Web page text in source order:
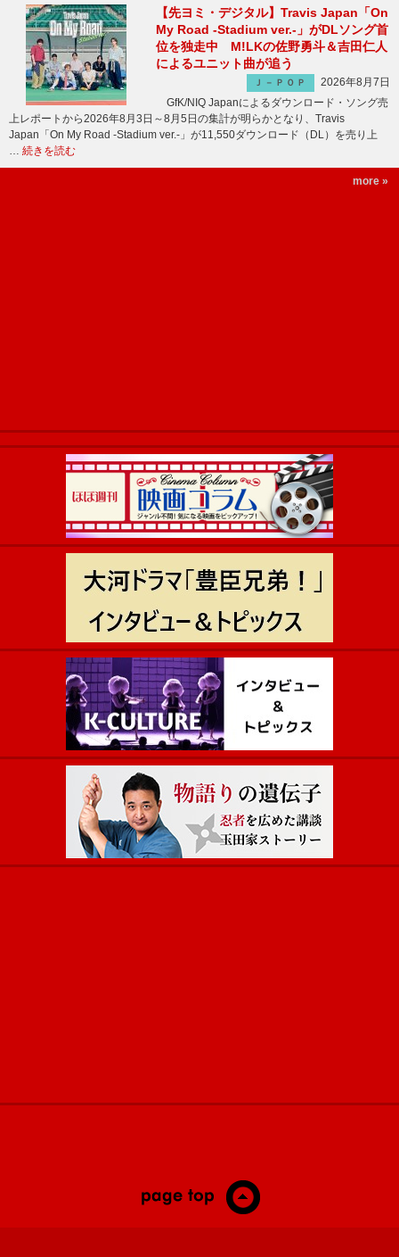
【先ヨミ・デジタル】Travis Japan「On
My Road -Stadium ver.-」がDLソング首
位を独走中 M!LKの佐野勇斗＆吉田仁人
によるユニット曲が追う
Ｊ－ＰＯＰ
2026年8月7日
GfK/NIQ Japanによるダウンロード・ソング売
上レポートから2026年8月3日～8月5日の集計が明らかとなり、Travis
Japan「On My Road -Stadium ver.-」が11,550ダウンロード（DL）を売り上
… 続きを読む
more »